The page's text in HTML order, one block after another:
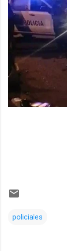
policiales